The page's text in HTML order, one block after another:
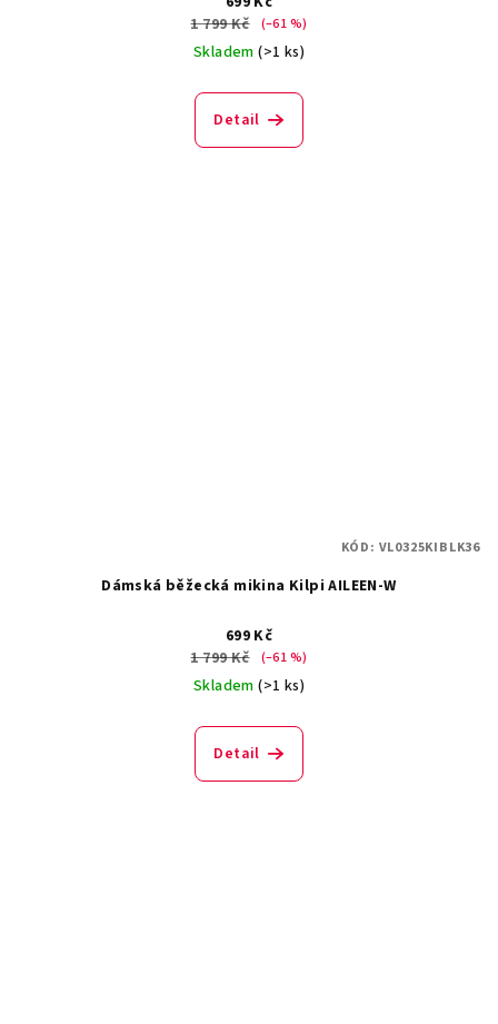
1 799 Kč
(–61 %)
Skladem(>1 ks)
Detail
Dámská běžecká mikina Kilpi AILEEN-W
699 Kč
1 799 Kč
(–61 %)
Skladem(>1 ks)
Detail
KÓD: VL0325KIBLK36